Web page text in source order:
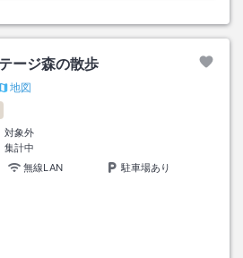
ージ森の散歩
地図
対象外
集計中
無線LAN
駐車場あり